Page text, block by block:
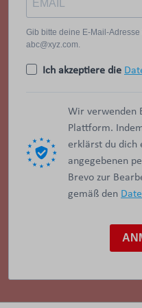
Gib bitte deine E-Mail-
abc@xyz.com.
Ich akzeptiere die
Wir verwenden
Plattform.
erklärst du dich
angegebenen
Brevo zur
gemäß den